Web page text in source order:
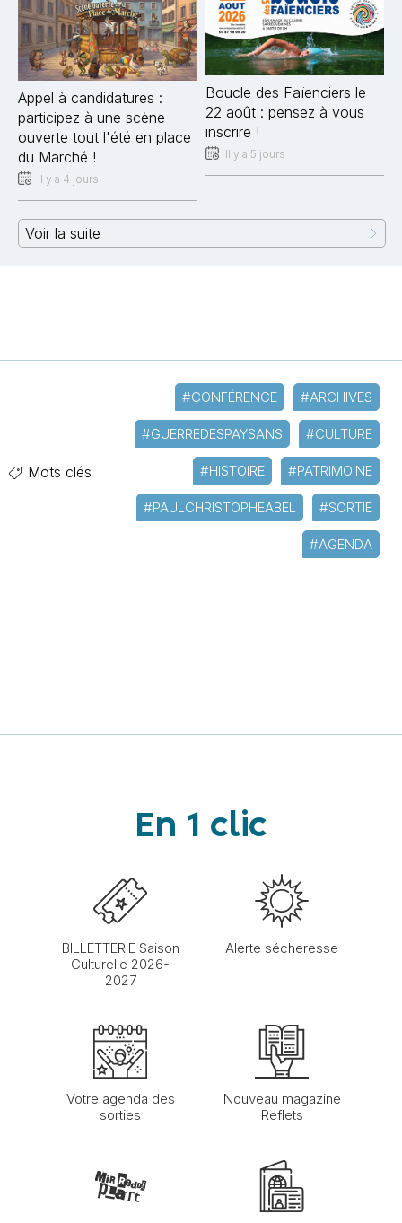
Appel à candidatures :
participez à une scène
ouverte tout l'été en place
du Marché !
Il y a 4 jours
Boucle des Faïenciers le
22 août : pensez à vous
inscrire !
Il y a 5 jours
Voir la suite
Mots clés
#CONFÉRENCE #ARCHIVES
#GUERREDESPAYSANS #CULTURE
#HISTOIRE #PATRIMOINE
#PAULCHRISTOPHEABEL #SORTIE
#AGENDA
En 1 clic
BILLETTERIE Saison
Culturelle 2026-
2027
Alerte sécheresse
Votre agenda des
sorties
Nouveau magazine
Reflets